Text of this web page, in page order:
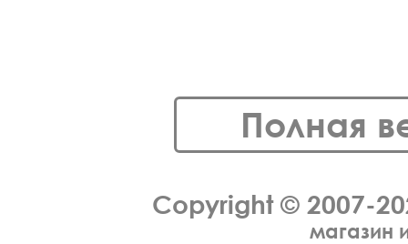
Полная
Copyright © 2007-
магазин